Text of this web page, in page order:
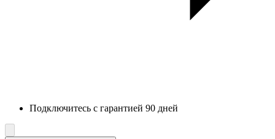
Подключитесь с гарантией 90 дней